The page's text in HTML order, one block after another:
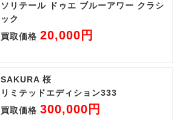
ソリテール ドゥエ ブルーアワー クラシ
ック
買取価格 20,000円
SAKURA 桜
リミテッドエディション333
買取価格 300,000円